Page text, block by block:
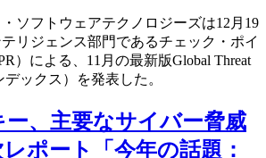
ソフトウェアテクノロジーズは12月19
リジェンス部門であるチェック・ポイ
）による、11月の最新版Global Threat
ックス）を発表した。
、主要なサイバー脅威
ポート「今年の話題：